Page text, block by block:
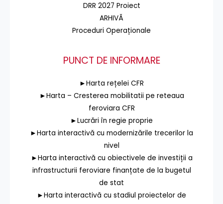
DRR 2027 Proiect
ARHIVĂ
Proceduri Operaționale
PUNCT DE INFORMARE
►Harta rețelei CFR
►Harta – Cresterea mobilitatii pe reteaua
feroviara CFR
►Lucrări în regie proprie
►Harta interactivă cu modernizările trecerilor la
nivel
►Harta interactivă cu obiectivele de investiții a
infrastructurii feroviare finanțate de la bugetul
de stat
►Harta interactivă cu stadiul proiectelor de